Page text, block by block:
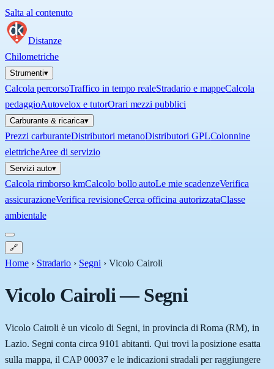
Salta al contenuto
Distanze
Chilometriche
Strumenti▾
Calcola percorsoTraffico in tempo realeStradario e mappeCalcola
pedaggioAutovelox e tutorOrari mezzi pubblici
Carburante & ricarica▾
Prezzi carburanteDistributori metanoDistributori GPLColonnine
elettricheAree di servizio
Servizi auto▾
Calcola rimborso kmCalcolo bollo autoLe mie scadenzeVerifica
assicurazioneVerifica revisioneCerca officina autorizzataClasse
ambientale
🔗
Home › Stradario › Segni › Vicolo Cairoli
Vicolo Cairoli—Segni
Vicolo Cairoli è un vicolo di Segni, in provincia di Roma (RM), in
Lazio. Segni conta circa 9101 abitanti. Qui trovi la posizione esatta
sulla mappa, il CAP 00037 e le indicazioni stradali per raggiungere